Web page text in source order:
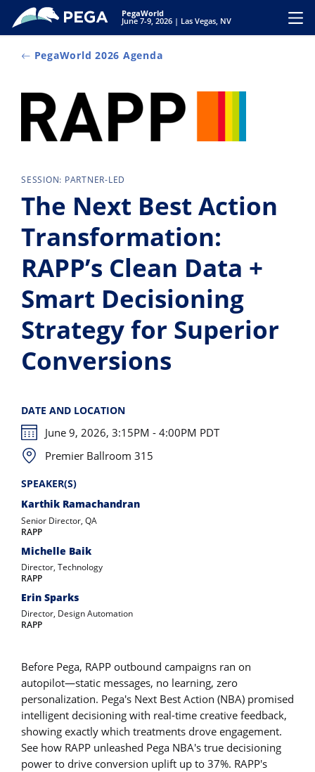
Vai direttamente al contenuto principale
PegaWorld
June 7-9, 2026 | Las Vegas, NV
PegaWorld 2026 Agenda
SESSION: PARTNER-LED
The Next Best Action
Transformation:
RAPP’s Clean Data +
Smart Decisioning
Strategy for Superior
Conversions
DATE AND LOCATION
June 9, 2026, 3:15PM - 4:00PM PDT
Premier Ballroom 315
SPEAKER(S)
Karthik Ramachandran
Senior Director, QA
RAPP
Michelle Baik
Director, Technology
RAPP
Erin Sparks
Director, Design Automation
RAPP
Before Pega, RAPP outbound campaigns ran on
autopilot—static messages, no learning, zero
personalization. Pega's Next Best Action (NBA) promised
intelligent decisioning with real-time creative feedback,
showing exactly which treatments drove engagement.
See how RAPP unleashed Pega NBA's true decisioning
power to drive conversion uplift up to 37%. RAPP's